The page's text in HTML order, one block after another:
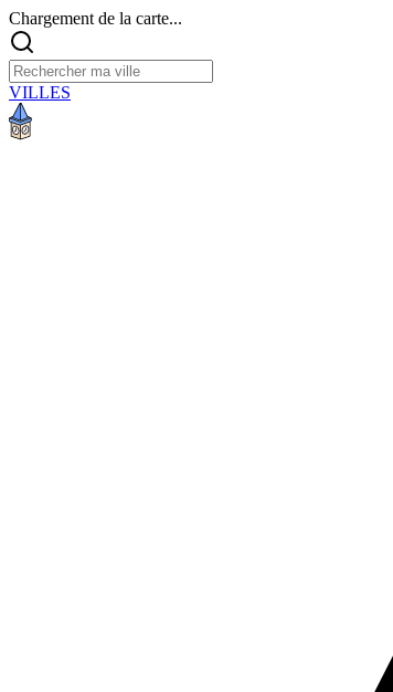
Chargement de la carte...
VILLES